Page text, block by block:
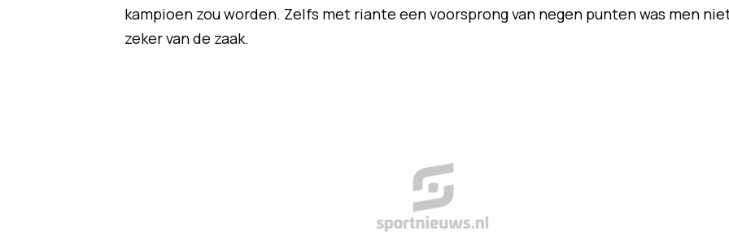
kampioen zou worden. Zelfs met riante een voorsprong van negen punten was men
zeker van de zaak.